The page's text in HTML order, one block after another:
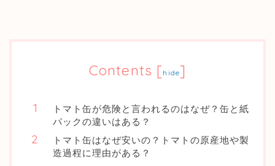
Contents [ hide]
トマト缶が危険と言われるのはなぜ？缶と紙
パックの違いはある？
トマト缶はなぜ安いの？トマトの原産地や製
造過程に理由がある？